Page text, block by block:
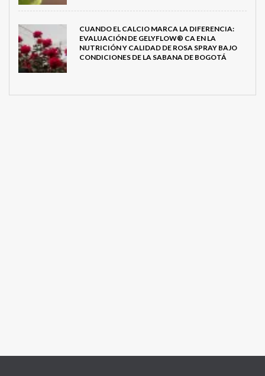
CUANDO EL CALCIO MARCA LA DIFERENCIA:
EVALUACIÓN DE GELYFLOW® CA EN LA
NUTRICIÓN Y CALIDAD DE ROSA SPRAY BAJO
CONDICIONES DE LA SABANA DE BOGOTÁ